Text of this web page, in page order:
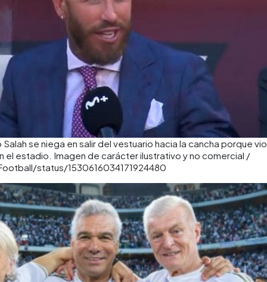
se niega en salir del vestuario hacia la cancha porque vio
el estadio. Imagen de carácter ilustrativo y no comercial /
status/1530616034171924480